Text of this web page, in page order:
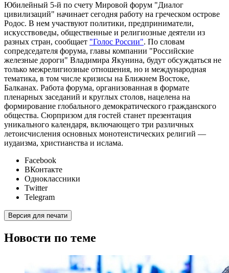
Юбилейный 5-й по счету Мировой форум "Диалог
цивилизаций" начинает сегодня работу на греческом острове
Родос. В нем участвуют политики, предприниматели,
искусствоведы, общественные и религиозные деятели из
разных стран, сообщает "Голос России". По словам
сопредседателя форума, главы компании "Российские
железные дороги" Владимира Якунина, будут обсуждаться не
только межрелигиозные отношения, но и международная
тематика, в том числе кризисы на Ближнем Востоке,
Балканах. Работа форума, организованная в формате
пленарных заседаний и круглых столов, нацелена на
формирование глобального демократического гражданского
общества. Сюрпризом для гостей станет презентация
уникального календаря, включающего три различных
летоисчисления основных монотеистических религий —
иудаизма, христианства и ислама.
Facebook
ВКонтакте
Одноклассники
Twitter
Telegram
Версия для печати
Новости по теме